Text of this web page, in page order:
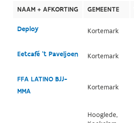
NAAM + AFKORTING GEMEENTE
Deploy Kortemark
Eetcafé 't Paveljoen Kortemark
FFA LATINO BJJ-
MMA
Kortemark
Hooglede,